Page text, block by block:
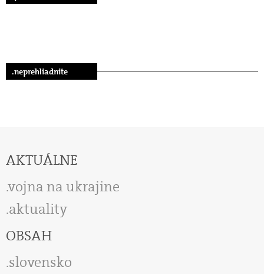
.neprehliadnite
AKTUÁLNE
vojna na ukrajine
aktuality
OBSAH
slovensko